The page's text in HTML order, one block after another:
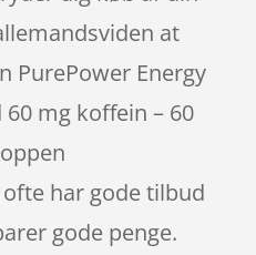
at
PurePower Energy
mg koffein – 60
har gode tilbud
gode penge.